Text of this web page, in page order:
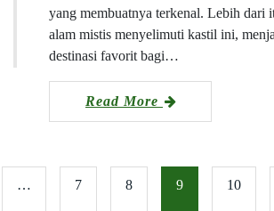
yang membuatnya terkenal. Lebih dari
alam mistis menyelimuti kastil ini,
destinasi favorit bagi…
Read More
… 7 8 9 10